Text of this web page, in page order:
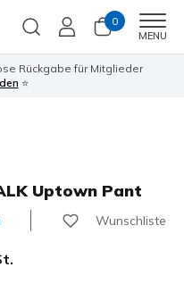
0
MENU
Rückgabe für Mitglieder
⭐
Uptown Pant
Wunschliste